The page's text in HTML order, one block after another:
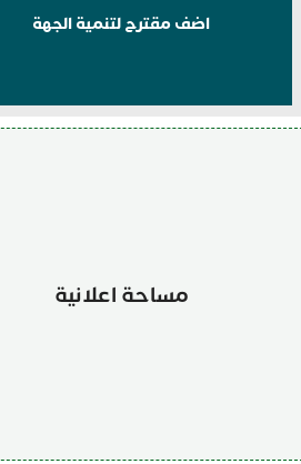
اضف مقترح لتنمية الجهة
مساحة اعلانية